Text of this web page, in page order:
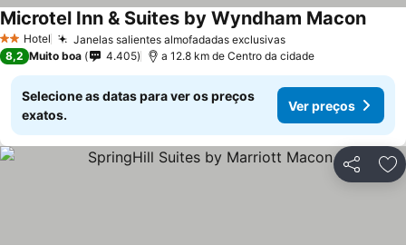
2 Estrelas
Hotel Janelas salientes almofadadas exclusivas
Microtel Inn & Suites by Wyndham Macon
8,2 Muito boa 4.405 a 12.8 km de Centro da cidade
Selecione as datas para ver os preços
exatos.
Ver preços
Partilhar